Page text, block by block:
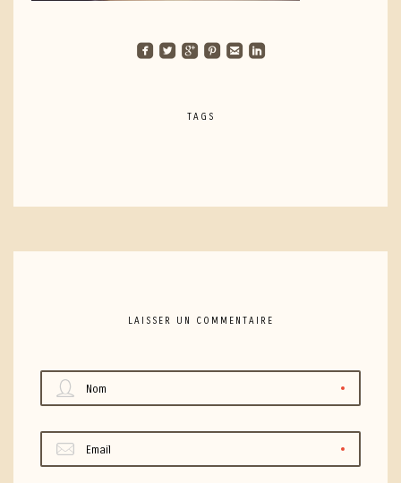
roundedfacebook roundedtwitterbird roundedgoogleplus roundedpinterest roundedemail roundedlinkedin
TAGS
LAISSER UN COMMENTAIRE
Nom
Email